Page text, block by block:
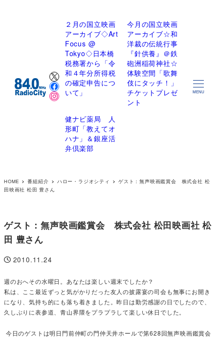
X
Facebook
Instagram
２月の国立映画
アーカイブ◇Art
Focus @
Tokyo◇日本橋
税務署から「令
和４年分所得税
の確定申告につ
いて」
今月の国立映画
アーカイブ☆和
洋裁の伝統行事
『針供養』＠鉄
砲洲稲荷神社☆
体験空間「歌舞
伎にタッチ！」
チケットプレゼ
ント
健ナビ薬局 人
形町「教えてオ
ハナ」＆銀座活
弁倶楽部
MENU
HOME 番組紹介 ハロー・ラジオシティ
ゲスト：無声映画鑑賞会 株式会社 松
田映画社 松田 豊さん
ゲスト：無声映画鑑賞会 株式会社 松田映画社 松
田 豊さん
投稿日
2010.11.24
週のおへその水曜日。あなたは楽しい週末でしたか？
私は、ここ最近ずっと気がかりだった友人の披露宴の司会も無事にお開き
になり、気持ち的にも落ち着きました。昨日は勤労感謝の日でしたので、
久しぶりに表参道、青山界隈をプラプラして楽しい休日でした。
今日のゲストは明日門前仲町の門仲天井ホールで第628回無声映画鑑賞会